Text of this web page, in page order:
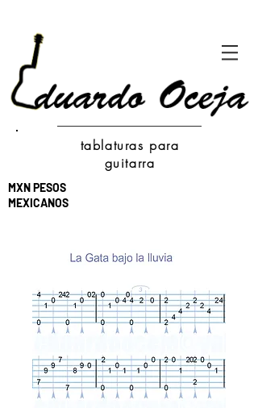
tablaturas para
guitarra
MXN PESOS
MEXICANOS